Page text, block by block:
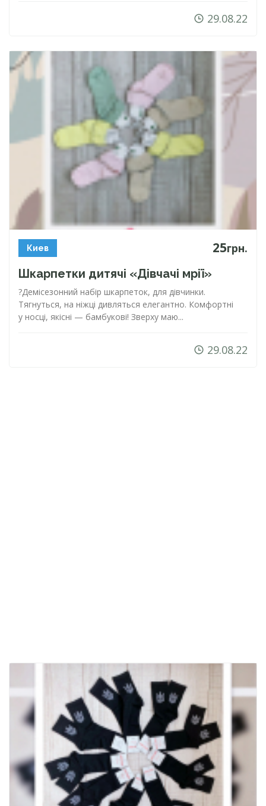
29.08.22
Киев 25грн.
Шкарпетки дитячі «Дівчачі мрії»
?Демісезонний набір шкарпеток, для дівчинки.
Тягнуться, на ніжці дивляться елегантно. Комфортні
у носці, якісні — бамбукові! Зверху маю...
29.08.22